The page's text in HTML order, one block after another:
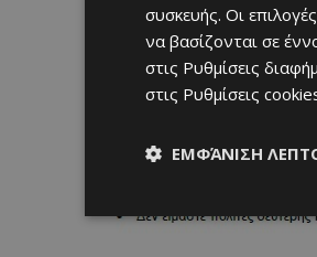
συσκευής. Οι
να βασίζονται σε
στις Ρυθμίσεις
στις Ρυθμίσεις
ΕΜΦΆΝΙΣΗ